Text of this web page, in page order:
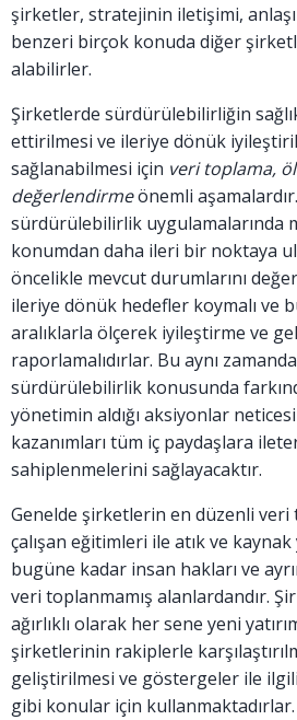
şirketler, stratejinin iletişimi,
benzeri birçok konuda diğer
alabilirler.
Şirketlerde sürdürülebilirliğin
ettirilmesi ve ileriye dönük
sağlanabilmesi için veri toplama,
değerlendirmeönemli
sürdürülebilirlik uygulamalarında
konumdan daha ileri bir noktaya
öncelikle mevcut durumlarını
ileriye dönük hedefler koymalı ve
aralıklarla ölçerek iyileştirme ve
raporlamalıdırlar. Bu aynı
sürdürülebilirlik konusunda
yönetimin aldığı aksiyonlar
kazanımları tüm iç paydaşlara
sahiplenmelerini sağlayacaktır.
Genelde şirketlerin en düzenli veri
çalışan eğitimleri ile atık ve
bugüne kadar insan hakları ve
veri toplanmamış alanlardandır.
ağırlıklı olarak her sene yeni
şirketlerinin rakiplerle
geliştirilmesi ve göstergeler ile
gibi konular için